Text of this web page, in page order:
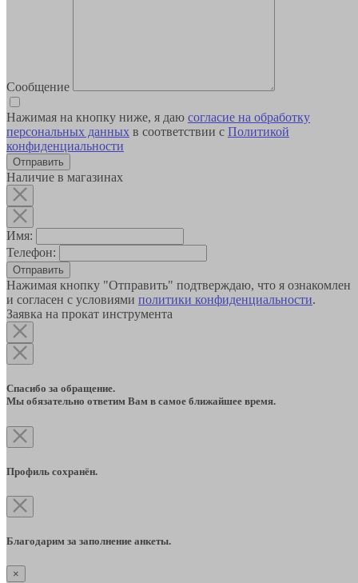
Сообщение
Нажимая на кнопку ниже, я даю согласие на обработку
персональных данных в соответствии с Политикой
конфиденциальности
Наличие в магазинах
Имя:
Телефон:
Отправить
Нажимая кнопку "Отправить" подтверждаю, что я ознакомлен
и согласен с условиями политики конфиденциальности.
Заявка на прокат инструмента
Спасибо за обращение.
Мы обязательно ответим Вам в самое ближайшее время.
Профиль сохранён.
Благодарим за заполнение анкеты.
×